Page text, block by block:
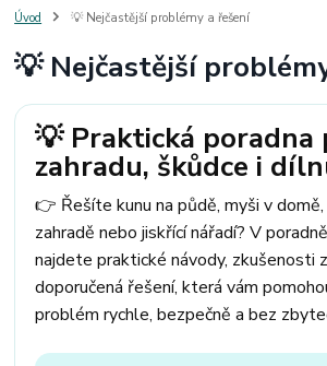
past na kunu
myši v domě odpuzovač myší
štěnice
štěnice v hotelu jak se zbavit kuny
mravenci a mšice
uhlíky do nářadí
uhlíky do
uhlíky do vysavače
uhlíky do pračky uhlíky do
uhlíky parkside
uhlíky ferm uhlíky makita
kde sehnat uhlíky
kde koupit uhlíky
Úvod 💡 Nejčastější problémy a řešení
💡 Nejčastější
💡 Praktická poradna
zahradu, škůdce i
👉 Řešíte kunu na půdě, myši v
zahradě nebo jiskřící nářadí? V
najdete praktické návody, zkušenosti
doporučená řešení, která vám
problém rychle, bezpečně a bez